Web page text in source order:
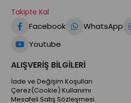
Takipte Kal
Facebook WhatsApp
Youtube
ALIŞVERİŞ BİLGİLERİ
İade ve Değişim Koşulları
Çerez(Cookie) Kullanımı
Mesafeli Satış Sözleşmesi